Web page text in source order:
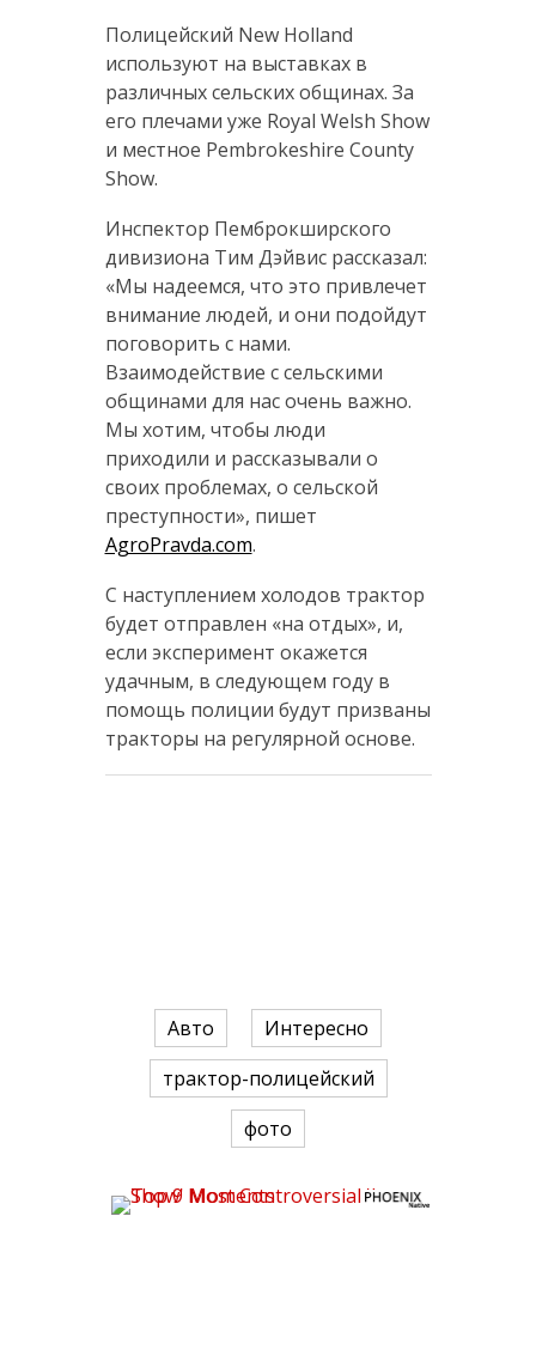
Полицейский New Holland
используют на выставках в
различных сельских общинах. За
его плечами уже Royal Welsh Show
и местное Pembrokeshire County
Show.
Инспектор Пемброкширского
дивизиона Тим Дэйвис рассказал:
«Мы надеемся, что это привлечет
внимание людей, и они подойдут
поговорить с нами.
Взаимодействие с сельскими
общинами для нас очень важно.
Мы хотим, чтобы люди
приходили и рассказывали о
своих проблемах, о сельской
преступности», пишет
AgroPravda.com.
С наступлением холодов трактор
будет отправлен «на отдых», и,
если эксперимент окажется
удачным, в следующем году в
помощь полиции будут призваны
тракторы на регулярной основе.
Авто
Интересно
трактор-полицейский
фото